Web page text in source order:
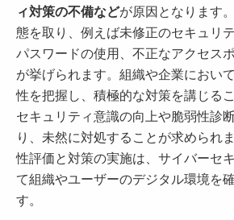
ィ対策の不備などが原因となります
態を取り、例えば未修正のセキュリ
パスワードの使用、不正なアクセス
が挙げられます。組織や企業におい
性を把握し、積極的な対策を講じる
セキュリティ意識の向上や脆弱性診
り、未然に対処することが求められ
性評価と対策の実施は、サイバーセ
て組織やユーザーのデジタル環境を
す。